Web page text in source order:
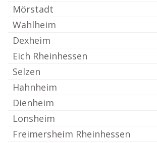
Mörstadt
Wahlheim
Dexheim
Eich Rheinhessen
Selzen
Hahnheim
Dienheim
Lonsheim
Freimersheim Rheinhessen